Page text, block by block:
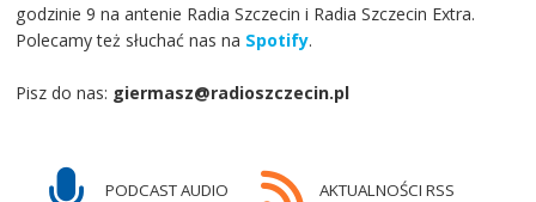
godzinie 9 na antenie Radia Szczecin i Radia Szczecin Extra.
Polecamy też słuchać nas na Spotify.
Pisz do nas: giermasz@radioszczecin.pl
PODCAST AUDIO AKTUALNOŚCI RSS